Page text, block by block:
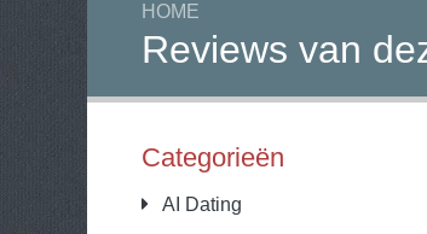
HOME
Reviews van
Categorieën
AI Dating